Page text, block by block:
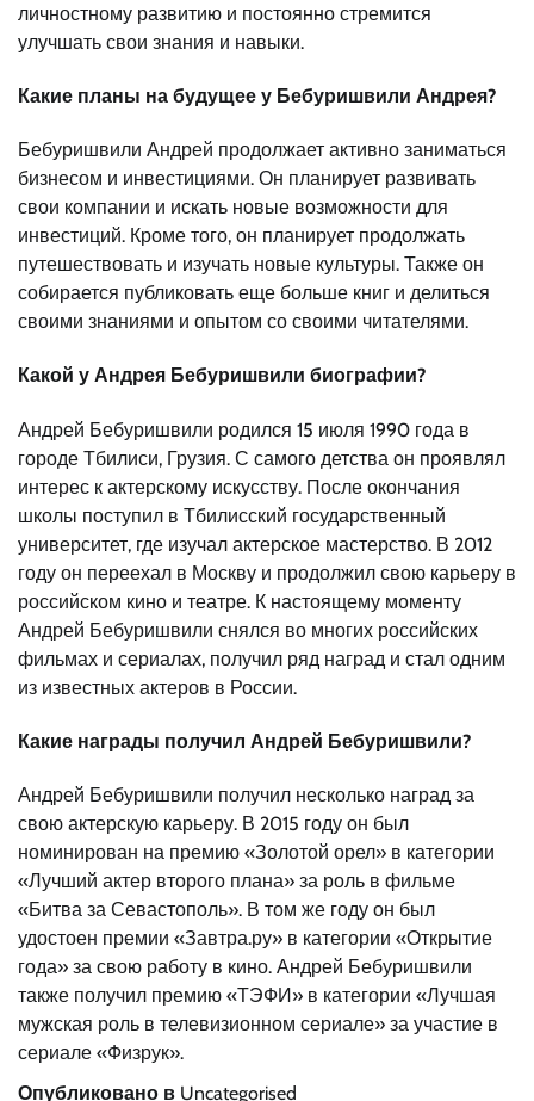
личностному развитию и постоянно стремится
улучшать свои знания и навыки.
Какие планы на будущее у Бебуришвили Андрея?
Бебуришвили Андрей продолжает активно заниматься
бизнесом и инвестициями. Он планирует развивать
свои компании и искать новые возможности для
инвестиций. Кроме того, он планирует продолжать
путешествовать и изучать новые культуры. Также он
собирается публиковать еще больше книг и делиться
своими знаниями и опытом со своими читателями.
Какой у Андрея Бебуришвили биографии?
Андрей Бебуришвили родился 15 июля 1990 года в
городе Тбилиси, Грузия. С самого детства он проявлял
интерес к актерскому искусству. После окончания
школы поступил в Тбилисский государственный
университет, где изучал актерское мастерство. В 2012
году он переехал в Москву и продолжил свою карьеру в
российском кино и театре. К настоящему моменту
Андрей Бебуришвили снялся во многих российских
фильмах и сериалах, получил ряд наград и стал одним
из известных актеров в России.
Какие награды получил Андрей Бебуришвили?
Андрей Бебуришвили получил несколько наград за
свою актерскую карьеру. В 2015 году он был
номинирован на премию «Золотой орел» в категории
«Лучший актер второго плана» за роль в фильме
«Битва за Севастополь». В том же году он был
удостоен премии «Завтра.ру» в категории «Открытие
года» за свою работу в кино. Андрей Бебуришвили
также получил премию «ТЭФИ» в категории «Лучшая
мужская роль в телевизионном сериале» за участие в
сериале «Физрук».
Опубликовано в Uncategorised